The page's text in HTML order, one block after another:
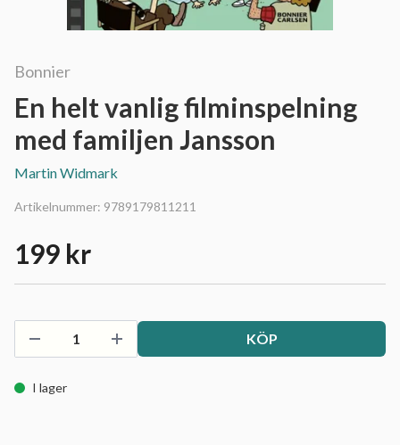
Bonnier
En helt vanlig filminspelning
med familjen Jansson
Martin Widmark
Artikelnummer: 9789179811211
199 kr
KÖP
I lager